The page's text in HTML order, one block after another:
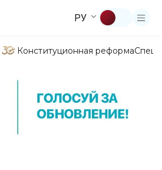
РУ
Конституционная реформа